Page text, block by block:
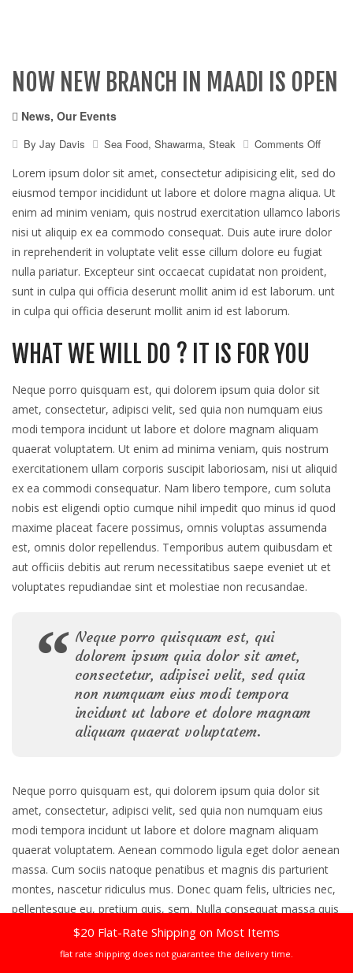
NOW NEW BRANCH IN MAADI IS OPEN
News, Our Events
By Jay Davis Sea Food, Shawarma, Steak Comments Offon
new
branch
in
maadi
is
Lorem ipsum dolor sit amet, consectetur adipisicing elit, sed do
eiusmod tempor incididunt ut labore et dolore magna aliqua. Ut
enim ad minim veniam, quis nostrud exercitation ullamco laboris
nisi ut aliquip ex ea commodo consequat. Duis aute irure dolor
in reprehenderit in voluptate velit esse cillum dolore eu fugiat
nulla pariatur. Excepteur sint occaecat cupidatat non proident,
sunt in culpa qui officia deserunt mollit anim id est laborum. unt
in culpa qui officia deserunt mollit anim id est laborum.
WHAT WE WILL DO ? IT IS FOR YOU
Neque porro quisquam est, qui dolorem ipsum quia dolor sit
amet, consectetur, adipisci velit, sed quia non numquam eius
modi tempora incidunt ut labore et dolore magnam aliquam
quaerat voluptatem. Ut enim ad minima veniam, quis nostrum
exercitationem ullam corporis suscipit laboriosam, nisi ut aliquid
ex ea commodi consequatur. Nam libero tempore, cum soluta
nobis est eligendi optio cumque nihil impedit quo minus id quod
maxime placeat facere possimus, omnis voluptas assumenda
est, omnis dolor repellendus. Temporibus autem quibusdam et
aut officiis debitis aut rerum necessitatibus saepe eveniet ut et
voluptates repudiandae sint et molestiae non recusandae.
Neque porro quisquam est, qui
dolorem ipsum quia dolor sit amet,
consectetur, adipisci velit, sed quia
non numquam eius modi tempora
incidunt ut labore et dolore magnam
aliquam quaerat voluptatem.
Neque porro quisquam est, qui dolorem ipsum quia dolor sit
amet, consectetur, adipisci velit, sed quia non numquam eius
modi tempora incidunt ut labore et dolore magnam aliquam
quaerat voluptatem. Aenean commodo ligula eget dolor aenean
massa. Cum sociis natoque penatibus et magnis dis parturient
montes, nascetur ridiculus mus. Donec quam felis, ultricies nec,
pellentesque eu, pretium quis, sem. Nulla consequat massa quis
enim. Donec vitae sapien ut libero venenatis faucibus Nulla
consequat massa quis enim. Donec vitae sapien ut libero
$20 Flat-Rate Shipping on Most Items
flat rate shipping does not guarantee the delivery time.